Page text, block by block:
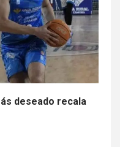
deseado recala